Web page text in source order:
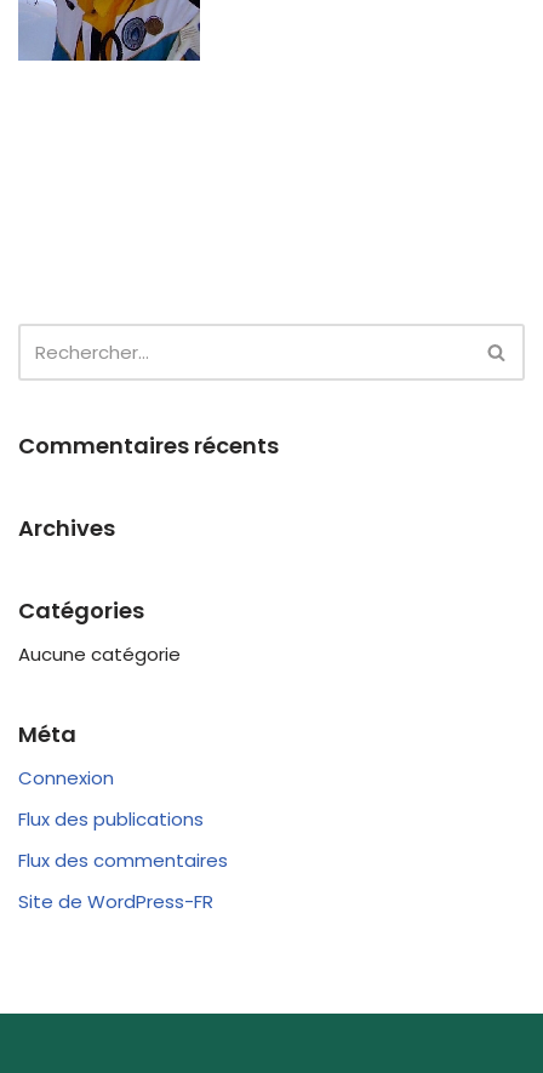
Commentaires récents
Archives
Catégories
Aucune catégorie
Méta
Connexion
Flux des publications
Flux des commentaires
Site de WordPress-FR